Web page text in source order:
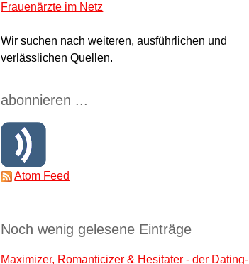
Frauenärzte im Netz
Wir suchen nach weiteren, ausführlichen und
verlässlichen Quellen.
abonnieren ...
Atom Feed
Noch wenig gelesene Einträge
Maximizer, Romanticizer & Hesitater - der Dating-